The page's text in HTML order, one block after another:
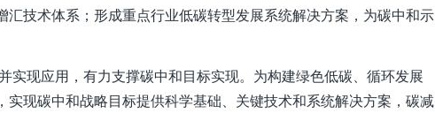
技术体系；形成重点行业低碳转型发展系统解决方案，为碳中和示
现应用，有力支撑碳中和目标实现。为构建绿色低碳、循环发展
现碳中和战略目标提供科学基础、关键技术和系统解决方案，碳减